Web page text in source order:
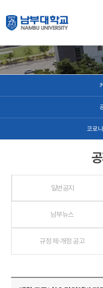
코로
일반공지
남부뉴스
규정 제·개정 공고